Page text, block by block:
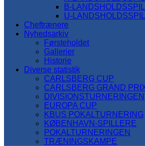
B-
U-
Cheftrænere
Nyhedsarkiv
Førsteholdet
Gallerier
Historie
Diverse statistik
CARLSBERG CUP
CARLSBERG GRAND
DIVISIONSTURNERINGEN
EUROPA CUP
KBUS POKALTURNERING
KØBENHAVN-SPILLERE
POKALTURNERINGEN
TRÆNINGSKAMPE